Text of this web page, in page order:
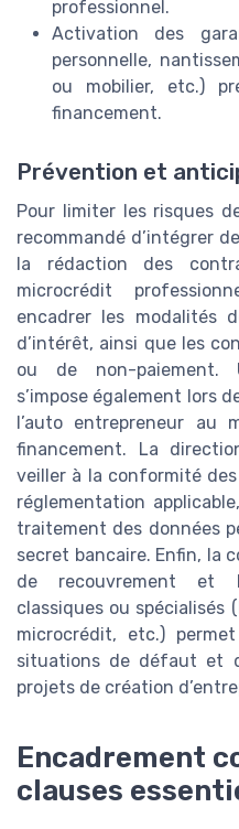
professionnel.
Activation des
personnelle,
ou mobilier, etc.)
financement.
Prévention et
Pour limiter les risques
recommandé d’intégrer
la rédaction des
microcrédit
encadrer les modalités
d’intérêt, ainsi que les
ou de non-paiement.
s’impose également lors
l’auto entrepreneur au
financement. La
veiller à la conformité
réglementation
traitement des données
secret bancaire. Enfin, la
de recouvrement et
classiques ou spécialisés
microcrédit, etc.)
situations de défaut et
projets de création
Encadrement
clauses